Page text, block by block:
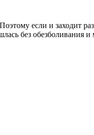
если и заходит
без обезболивания